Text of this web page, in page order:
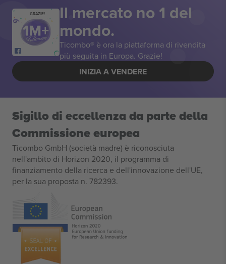
GRAZIE! Il mercato no 1 del
mondo.
Ticombo® è ora la piattaforma di rivendita
più seguita in Europa. Grazie!
INIZIA A VENDERE
Sigillo di eccellenza da parte della
Commissione europea
Ticombo GmbH (società madre) è riconosciuta
nell'ambito di Horizon 2020, il programma di
finanziamento della ricerca e dell'innovazione dell'UE,
per la sua proposta n. 782393.